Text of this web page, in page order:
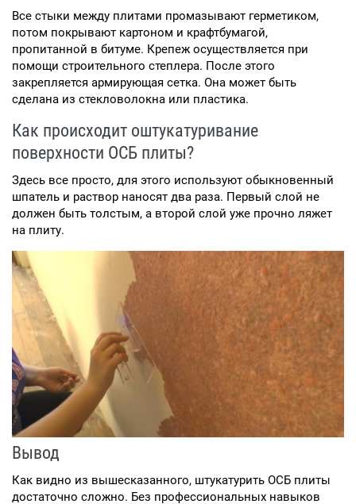
Все стыки между плитами промазывают герметиком,
потом покрывают картоном и крафтбумагой,
пропитанной в битуме. Крепеж осуществляется при
помощи строительного степлера. После этого
закрепляется армирующая сетка. Она может быть
сделана из стекловолокна или пластика.
Как происходит оштукатуривание
поверхности ОСБ плиты?
Здесь все просто, для этого используют обыкновенный
шпатель и раствор наносят два раза. Первый слой не
должен быть толстым, а второй слой уже прочно ляжет
на плиту.
Вывод
Как видно из вышесказанного, штукатурить ОСБ плиты
достаточно сложно. Без профессиональных навыков